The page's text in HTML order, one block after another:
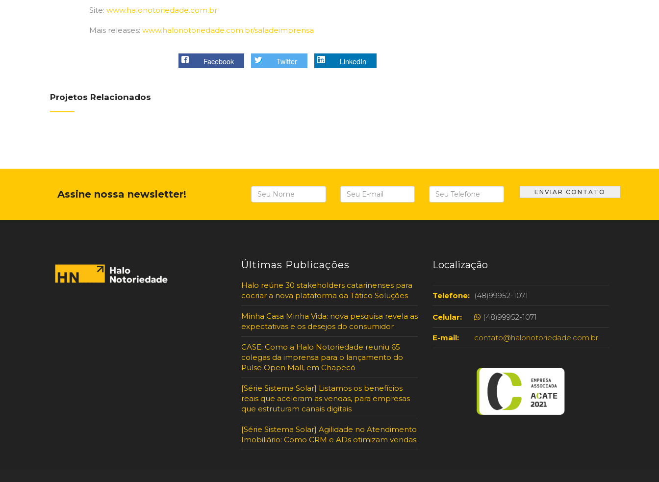
Site: www.halonotoriedade.com.br
Mais releases: www.halonotoriedade.com.br/saladeimprensa
Facebook Twitter LinkedIn
Projetos Relacionados
Assine nossa newsletter!
Últimas Publicações
Halo reúne 30 stakeholders catarinenses para
cocriar a nova plataforma da Tático Soluções
Minha Casa Minha Vida: nova pesquisa revela as
expectativas e os desejos do consumidor
CASE: Como a Halo Notoriedade reuniu 65
colegas da imprensa para o lançamento do
Pulse Open Mall, em Chapecó
[Série Sistema Solar] Listamos os benefícios
reais que aceleram as vendas, para empresas
que estruturam canais digitais
[Série Sistema Solar] Agilidade no Atendimento
Imobiliário: Como CRM e ADs otimizam vendas
Localização
Telefone: (48)99952-1071
Celular: (48)99952-1071
E-mail: contato@halonotoriedade.com.br